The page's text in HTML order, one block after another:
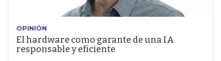
OPINIÓN
El hardware como garante de una IA
responsable y eficiente